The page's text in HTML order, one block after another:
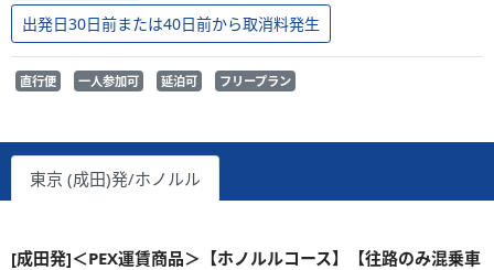
出発日30日前または40日前から取消料発生
直行便 一人参加可 延泊可 フリープラン
東京 (成田)発/ホノルル
[成田発]＜PEX運賃商品＞【ホノルルコース】【往路のみ混乗車